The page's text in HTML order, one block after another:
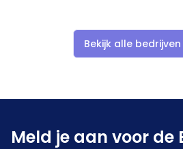
Bekijk alle
Meld je aan voor de